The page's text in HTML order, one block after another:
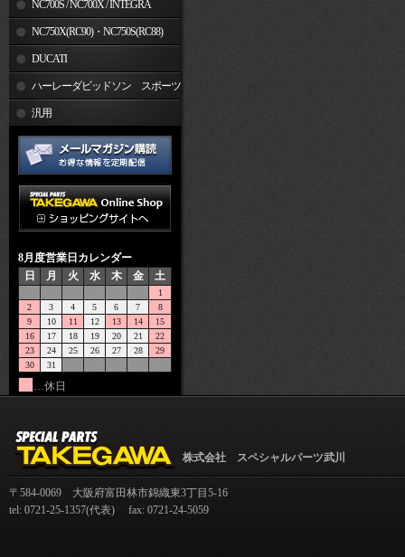
NC700S / NC700X / INTEGRA
NC750X(RC90)・NC750S(RC88)
DUCATI
ハーレーダビッドソン スポーツ
スター汎用
8月度営業日カレンダー
日
月 火 水 木 金 土
1
2
3 4 5 6 7
8
9
10 11 12 13 14
15
16
17 18 19 20 21
22
23
24 25 26 27 28
29
30
31
…休日
株式会社 スペシャルパーツ武川
〒584-0069 大阪府富田林市錦織東3丁目5-16
tel: 0721-25-1357(代表) fax: 0721-24-5059